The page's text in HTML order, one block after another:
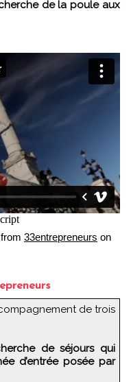
de la poule aux
from 33entrepreneurs on
de séjours qui
d’entrée posée par